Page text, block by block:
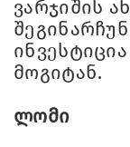
ვარჯიშის
მოგიტან.
ლომი